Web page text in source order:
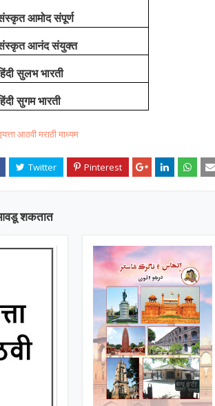
आमोद संपूर्ण
आनंद संयुक्त
सुलभ भारती
सुगम भारती
आठवी मराठी माध्यम
आवडू शकतात